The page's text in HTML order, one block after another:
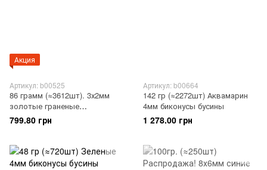
Акция
Артикул: b00525
86 грамм (≈3612шт). 3х2мм
золотые граненые
стеклянные бусины
799.80 грн
Артикул: b00664
142 гр (≈2272шт) Аквамарин
4мм биконусы бусины
1 278.00 грн